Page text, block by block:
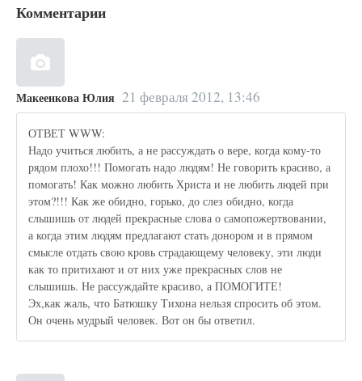
Комментарии
Макеенкова Юлия 21 февраля 2012, 13:46
ОТВЕТ WWW:
Надо учиться любить, а не рассуждать о вере, когда кому-то
рядом плохо!!! Помогать надо людям! Не говорить красиво, а
помогать! Как можно любить Христа и не любить людей при
этом?!!! Как же обидно, горько, до слез обидно, когда
слышишь от людей прекрасные слова о самопожертвовании,
а когда этим людям предлагают стать донором и в прямом
смысле отдать свою кровь страдающему человеку, эти люди
как то притихают и от них уже прекрасных слов не
слышишь. Не рассуждайте красиво, а ПОМОГИТЕ!
Эх,как жаль, что Батюшку Тихона нельзя спросить об этом.
Он очень мудрый человек. Вот он бы ответил.